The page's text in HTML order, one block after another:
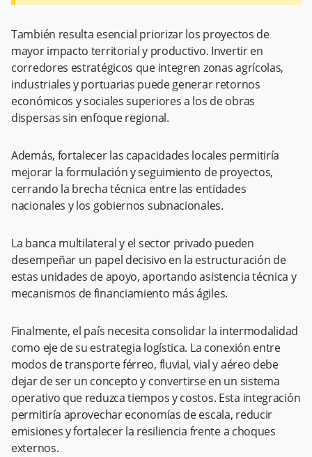
También resulta esencial priorizar los proyectos de
mayor impacto territorial y productivo. Invertir en
corredores estratégicos que integren zonas agrícolas,
industriales y portuarias puede generar retornos
económicos y sociales superiores a los de obras
dispersas sin enfoque regional.
Además, fortalecer las capacidades locales permitiría
mejorar la formulación y seguimiento de proyectos,
cerrando la brecha técnica entre las entidades
nacionales y los gobiernos subnacionales.
La banca multilateral y el sector privado pueden
desempeñar un papel decisivo en la estructuración de
estas unidades de apoyo, aportando asistencia técnica y
mecanismos de financiamiento más ágiles.
Finalmente, el país necesita consolidar la intermodalidad
como eje de su estrategia logística. La conexión entre
modos de transporte férreo, fluvial, vial y aéreo debe
dejar de ser un concepto y convertirse en un sistema
operativo que reduzca tiempos y costos. Esta integración
permitiría aprovechar economías de escala, reducir
emisiones y fortalecer la resiliencia frente a choques
externos.